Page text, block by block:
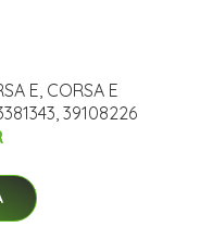
E, CORSA E
39108226